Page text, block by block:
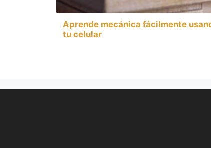
Aprende mecánica fácilmente
tu celular